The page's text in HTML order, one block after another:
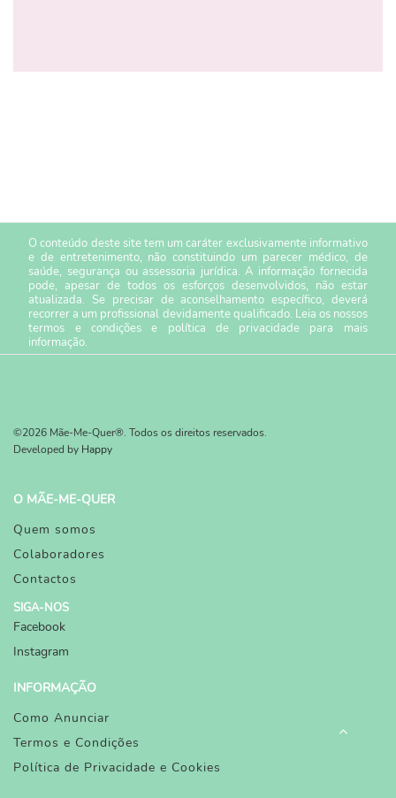
O conteúdo deste site tem um caráter exclusivamente informativo
e de entretenimento, não constituindo um parecer médico, de
saúde, segurança ou assessoria jurídica. A informação fornecida
pode, apesar de todos os esforços desenvolvidos, não estar
atualizada. Se precisar de aconselhamento específico, deverá
recorrer a um profissional devidamente qualificado. Leia os nossos
termos e condiçõese política de privacidade para mais
informação.
©2026 Mãe-Me-Quer®. Todos os direitos reservados.
Developed by Happy
O MÃE-ME-QUER
Quem somos
Colaboradores
Contactos
SIGA-NOS
Facebook
Instagram
INFORMAÇÃO
Como Anunciar
Termos e Condições
Política de Privacidade e Cookies